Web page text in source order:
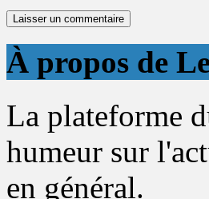
À propos de
La plateforme
humeur sur
en général.